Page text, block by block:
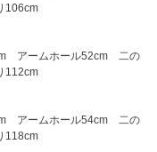
106cm
アームホール52cm 二の
112cm
アームホール54cm 二の
118cm